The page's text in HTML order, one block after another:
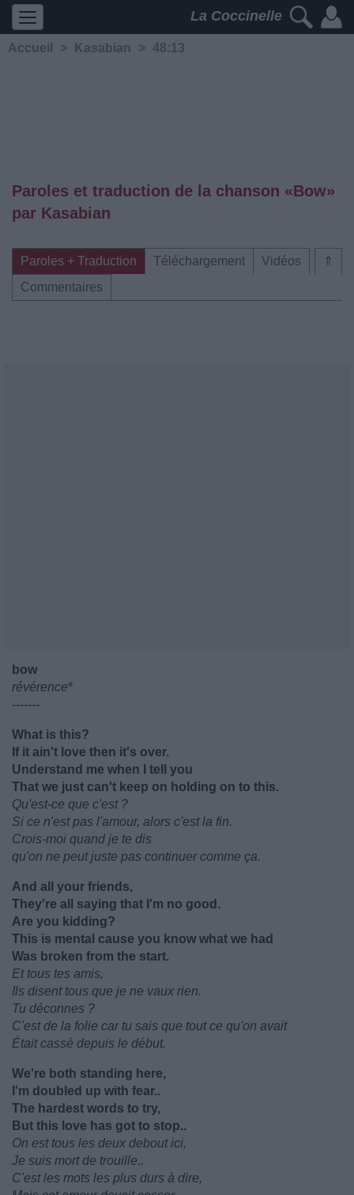
La Coccinelle
Accueil > Kasabian > 48:13
Paroles et traduction de la chanson «Bow»
par Kasabian
⇑
Paroles + Traduction Téléchargement
Vidéos
Commentaires
bow
révérence*
-------
What is this?
If it ain't love then it's over.
Understand me when I tell you
That we just can't keep on holding on to this.
Qu'est-ce que c'est ?
Si ce n'est pas l'amour, alors c'est la fin.
Crois-moi quand je te dis
qu'on ne peut juste pas continuer comme ça.
And all your friends,
They're all saying that I'm no good.
Are you kidding?
This is mental cause you know what we had
Was broken from the start.
Et tous tes amis,
Ils disent tous que je ne vaux rien.
Tu déconnes ?
C'est de la folie car tu sais que tout ce qu'on avait
Était cassé depuis le début.
We're both standing here,
I'm doubled up with fear..
The hardest words to try,
But this love has got to stop..
On est tous les deux debout ici,
Je suis mort de trouille..
C'est les mots les plus durs à dire,